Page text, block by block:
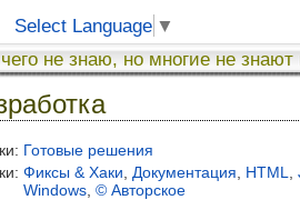
Select Language ▼
не знаю, но многие не знают
Готовые решения
Фиксы & Хаки Документация HTML
Windows © Авторское